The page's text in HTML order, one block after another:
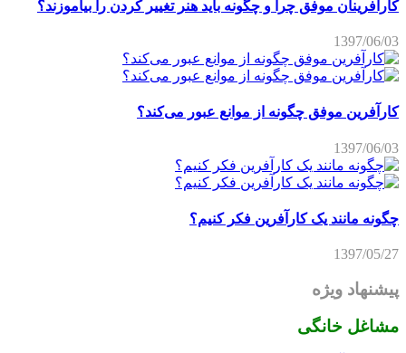
کارآفرینان موفق چرا و چگونه باید هنر تغییر کردن را بیاموزند؟
1397/06/03
کارآفرین موفق چگونه از موانع عبور می‌کند؟
1397/06/03
چگونه مانند یک کارآفرین فکر کنیم؟
1397/05/27
پیشنهاد ویژه
مشاغل خانگی